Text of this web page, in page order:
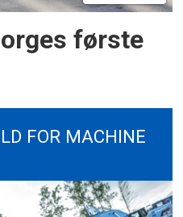
første
FOR MACHINE